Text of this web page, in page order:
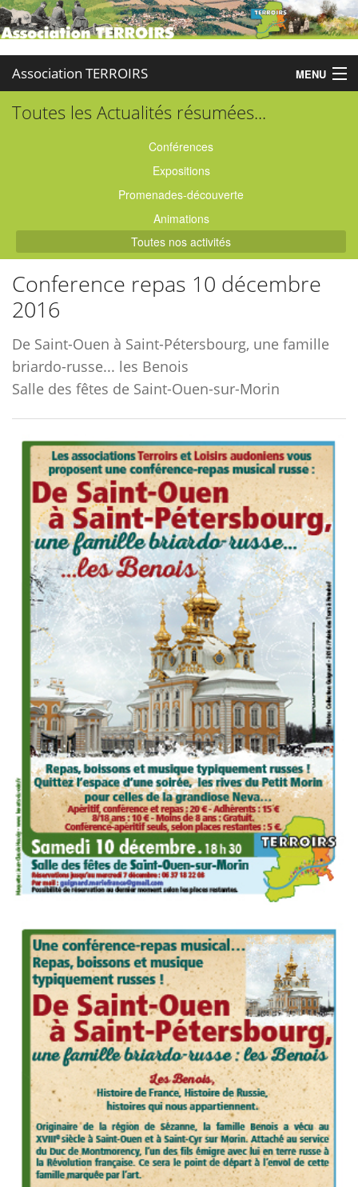
Association TERROIRS MENU
Accueil
Partenaires
Enquêtes
Contact
Boutique
Toutes les Actualités résumées...
Conférences
Expositions
Promenades-découverte
Animations
Toutes nos activités
Conference repas 10 décembre
2016
De Saint-Ouen à Saint-Pétersbourg, une famille
briardo-russe... les Benois
Salle des fêtes de Saint-Ouen-sur-Morin